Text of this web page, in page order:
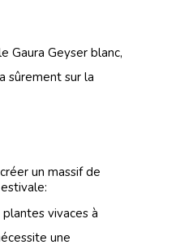
Gaura Geyser blanc,
sûrement sur la
un massif de
vivaces à
une